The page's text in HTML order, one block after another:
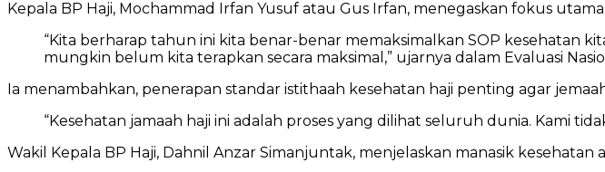
Kepala BP Haji, Mochammad Irfan Yusuf atau Gus Irfan, menegaskan fokus
“Kita berharap tahun ini kita benar-benar memaksimalkan SOP kesehatan
mungkin belum kita terapkan secara maksimal,” ujarnya dalam Evaluasi
Ia menambahkan, penerapan standar istithaah kesehatan haji penting agar
“Kesehatan jamaah haji ini adalah proses yang dilihat seluruh dunia. Kami
Wakil Kepala BP Haji, Dahnil Anzar Simanjuntak, menjelaskan manasik